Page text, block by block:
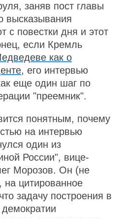
заняв пост главы
высказывания
с повестки дня и этот
если Кремль
как о
, его интервью
еще один шаг по
"преемник".
понятным, почему
на интервью
один из
России", вице-
Морозов. Он (не
цитированное
задачу построения в